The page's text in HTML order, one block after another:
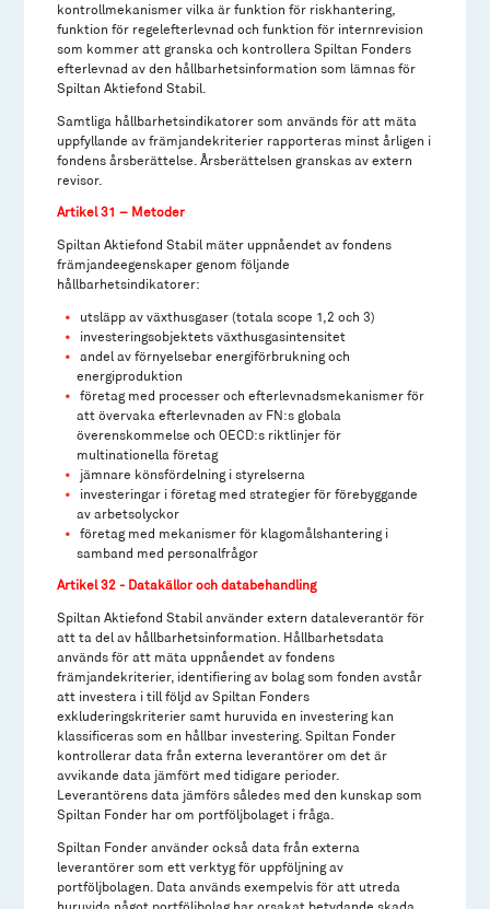
kontrollmekanismer vilka är funktion för riskhantering,
funktion för regelefterlevnad och funktion för internrevision
som kommer att granska och kontrollera Spiltan Fonders
efterlevnad av den hållbarhetsinformation som lämnas för
Spiltan Aktiefond Stabil.
Samtliga hållbarhetsindikatorer som används för att mäta
uppfyllande av främjandekriterier rapporteras minst årligen i
fondens årsberättelse. Årsberättelsen granskas av extern
revisor.
Artikel 31 – Metoder
Spiltan Aktiefond Stabil mäter uppnåendet av fondens
främjandeegenskaper genom följande
hållbarhetsindikatorer:
utsläpp av växthusgaser (totala scope 1,2 och 3)
investeringsobjektets växthusgasintensitet
andel av förnyelsebar energiförbrukning och
energiproduktion
företag med processer och efterlevnadsmekanismer för
att övervaka efterlevnaden av FN:s globala
överenskommelse och OECD:s riktlinjer för
multinationella företag
jämnare könsfördelning i styrelserna
investeringar i företag med strategier för förebyggande
av arbetsolyckor
företag med mekanismer för klagomålshantering i
samband med personalfrågor
Artikel 32 - Datakällor och databehandling
Spiltan Aktiefond Stabil använder extern dataleverantör för
att ta del av hållbarhetsinformation. Hållbarhetsdata
används för att mäta uppnåendet av fondens
främjandekriterier, identifiering av bolag som fonden avstår
att investera i till följd av Spiltan Fonders
exkluderingskriterier samt huruvida en investering kan
klassificeras som en hållbar investering. Spiltan Fonder
kontrollerar data från externa leverantörer om det är
avvikande data jämfört med tidigare perioder.
Leverantörens data jämförs således med den kunskap som
Spiltan Fonder har om portföljbolaget i fråga.
Spiltan Fonder använder också data från externa
leverantörer som ett verktyg för uppföljning av
portföljbolagen. Data används exempelvis för att utreda
huruvida något portföljbolag har orsakat betydande skada